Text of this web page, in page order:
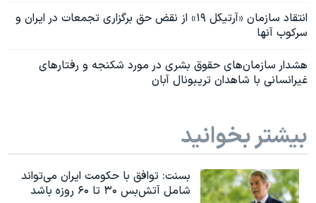
انتقاد سازمان «آرتیکل ۱۹» از نقض حق برگزاری تجمعات در ایران و
سرکوب آنها
هشدار سازمان‌های حقوق بشری در مورد شکنجه و رفتارهای
غیرانسانی با شاهدان تریبونال آبان
بیشتر بخوانید
بسنت: توافق با حکومت ایران می‌تواند
شامل آتش‌بس ۳۰ تا ۶۰ روزه باشد